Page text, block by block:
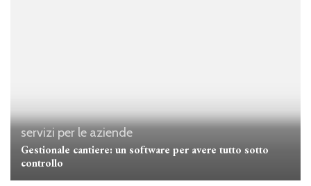
servizi per le aziende
Gestionale cantiere: un software per avere tutto sotto
controllo